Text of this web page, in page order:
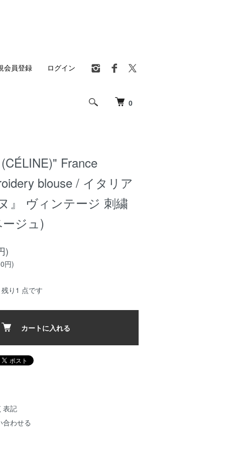
0
会員登録 ログイン
France
blouse / イタリア
』 ヴィンテージ 刺繍
ジュ)
)
円)
り1 点です
カートに入れる
表記
合わせる